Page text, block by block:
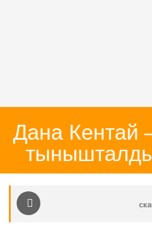
Дана Кентай